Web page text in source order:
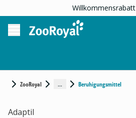
Willkommensrabatt
ZooRoyal ... Beruhigungsmittel
Adaptil